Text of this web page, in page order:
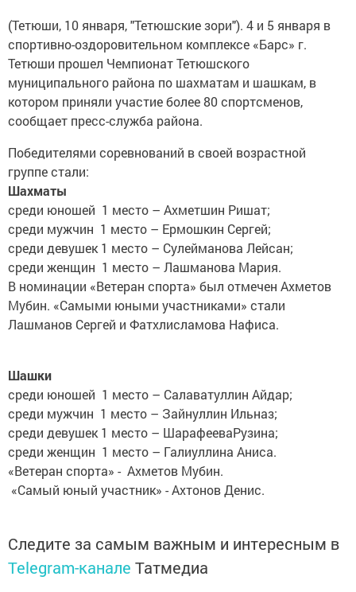
(Тетюши, 10 января, "Тетюшские зори"). 4 и 5 января в
спортивно-оздоровительном комплексе «Барс» г.
Тетюши прошел Чемпионат Тетюшского
муниципального района по шахматам и шашкам, в
котором приняли участие более 80 спортсменов,
сообщает пресс-служба района.
Победителями соревнований в своей возрастной
группе стали:
Шахматы
среди юношей 1 место – Ахметшин Ришат;
среди мужчин 1 место – Ермошкин Сергей;
среди девушек 1 место – Сулейманова Лейсан;
среди женщин 1 место – Лашманова Мария.
В номинации «Ветеран спорта» был отмечен Ахметов
Мубин. «Самыми юными участниками» стали
Лашманов Сергей и Фатхлисламова Нафиса.
Шашки
среди юношей 1 место – Салаватуллин Айдар;
среди мужчин 1 место – Зайнуллин Ильназ;
среди девушек 1 место – ШарафееваРузина;
среди женщин 1 место – Галиуллина Аниса.
«Ветеран спорта» - Ахметов Мубин.
«Самый юный участник» - Ахтонов Денис.
Следите за самым важным и интересным в
Telegram-канале Татмедиа